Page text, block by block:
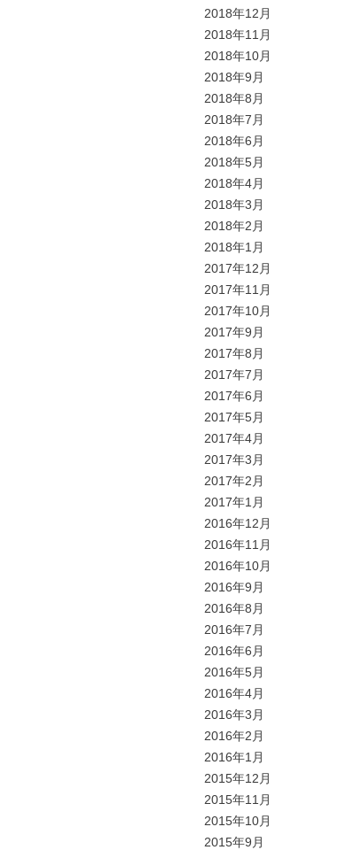
2018年12月
2018年11月
2018年10月
2018年9月
2018年8月
2018年7月
2018年6月
2018年5月
2018年4月
2018年3月
2018年2月
2018年1月
2017年12月
2017年11月
2017年10月
2017年9月
2017年8月
2017年7月
2017年6月
2017年5月
2017年4月
2017年3月
2017年2月
2017年1月
2016年12月
2016年11月
2016年10月
2016年9月
2016年8月
2016年7月
2016年6月
2016年5月
2016年4月
2016年3月
2016年2月
2016年1月
2015年12月
2015年11月
2015年10月
2015年9月